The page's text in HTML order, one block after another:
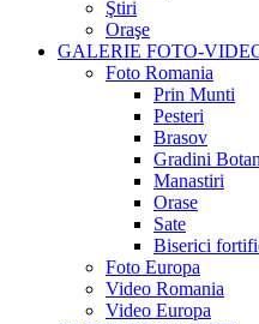
Ştiri
Oraşe
GALERIE FOTO-
Foto Romania
Prin Munti
Pesteri
Brasov
Gradini
Manastiri
Orase
Sate
Biserici
Foto Europa
Video Romania
Video Europa